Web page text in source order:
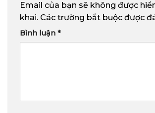
Email của bạn sẽ không được
khai. Các trường bắt buộc được
Bình luận *